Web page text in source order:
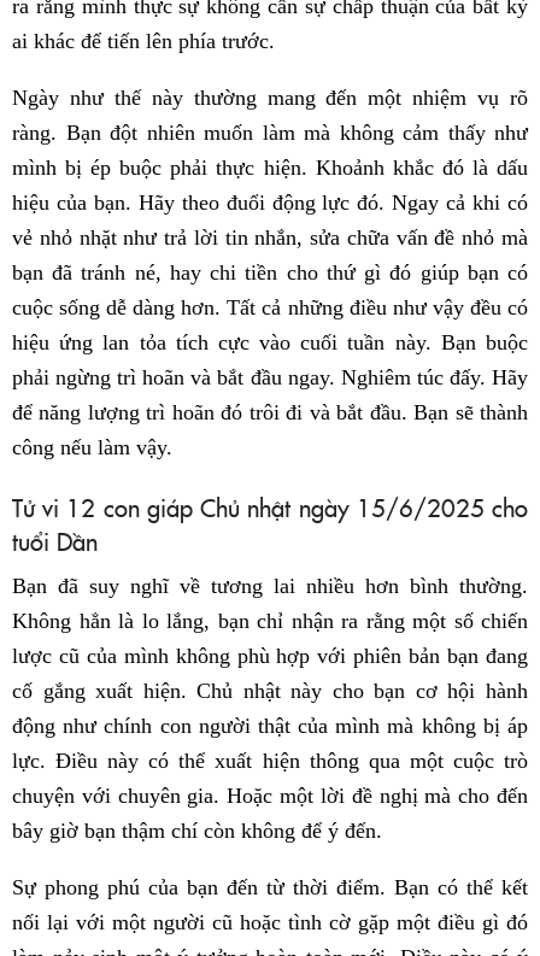
ra rằng mình thực sự không cần sự chấp thuận của bất kỳ
ai khác để tiến lên phía trước.
Ngày như thế này thường mang đến một nhiệm vụ rõ
ràng. Bạn đột nhiên muốn làm mà không cảm thấy như
mình bị ép buộc phải thực hiện. Khoảnh khắc đó là dấu
hiệu của bạn. Hãy theo đuổi động lực đó. Ngay cả khi có
vẻ nhỏ nhặt như trả lời tin nhắn, sửa chữa vấn đề nhỏ mà
bạn đã tránh né, hay chi tiền cho thứ gì đó giúp bạn có
cuộc sống dễ dàng hơn. Tất cả những điều như vậy đều có
hiệu ứng lan tỏa tích cực vào cuối tuần này. Bạn buộc
phải ngừng trì hoãn và bắt đầu ngay. Nghiêm túc đấy. Hãy
để năng lượng trì hoãn đó trôi đi và bắt đầu. Bạn sẽ thành
công nếu làm vậy.
Tử vi 12 con giáp Chủ nhật ngày 15/6/2025 cho
tuổi Dần
Bạn đã suy nghĩ về tương lai nhiều hơn bình thường.
Không hẳn là lo lắng, bạn chỉ nhận ra rằng một số chiến
lược cũ của mình không phù hợp với phiên bản bạn đang
cố gắng xuất hiện. Chủ nhật này cho bạn cơ hội hành
động như chính con người thật của mình mà không bị áp
lực. Điều này có thể xuất hiện thông qua một cuộc trò
chuyện với chuyên gia. Hoặc một lời đề nghị mà cho đến
bây giờ bạn thậm chí còn không để ý đến.
Sự phong phú của bạn đến từ thời điểm. Bạn có thể kết
nối lại với một người cũ hoặc tình cờ gặp một điều gì đó